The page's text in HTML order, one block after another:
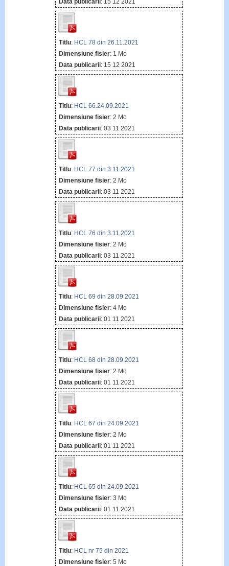
Data publicarii : 15 12 2021
Titlu: HCL 78 din 26.11.2021
Dimensiune fisier: 1 Mo
Data publicarii: 15 12 2021
Titlu: HCL 66.24.09.2021
Dimensiune fisier: 2 Mo
Data publicarii: 03 11 2021
Titlu: HCL 77 din 3.11.2021
Dimensiune fisier: 2 Mo
Data publicarii: 03 11 2021
Titlu: HCL 76 din 3.11.2021
Dimensiune fisier: 2 Mo
Data publicarii: 03 11 2021
Titlu: HCL 69 din 28.09.2021
Dimensiune fisier: 4 Mo
Data publicarii: 01 11 2021
Titlu: HCL 68 din 28.09.2021
Dimensiune fisier: 2 Mo
Data publicarii: 01 11 2021
Titlu: HCL 67 din 24.09.2021
Dimensiune fisier: 2 Mo
Data publicarii: 01 11 2021
Titlu: HCL 65 din 24.09.2021
Dimensiune fisier: 3 Mo
Data publicarii: 01 11 2021
Titlu: HCL nr 75 din 2021
Dimensiune fisier: 5 Mo